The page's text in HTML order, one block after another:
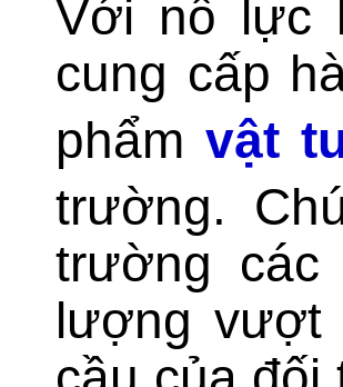
Với nỗ lực
cung cấp
phẩmvật
trường.
trường
lượng vượt